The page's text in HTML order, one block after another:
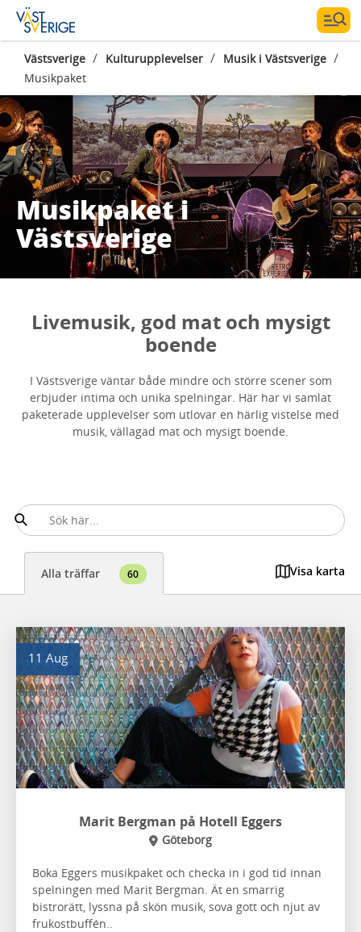
Västsverige / Kulturupplevelser / Musik i Västsverige /
Musikpaket
Musikpaket i
Västsverige
Livemusik, god mat och mysigt
boende
I Västsverige väntar både mindre och större scener som
erbjuder intima och unika spelningar. Här har vi samlat
paketerade upplevelser som utlovar en härlig vistelse med
musik, vällagad mat och mysigt boende.
Alla träffar 60 Visa karta
11 Aug
Marit Bergman på Hotell Eggers
Göteborg
Boka Eggers musikpaket och checka in i god tid innan
spelningen med Marit Bergman. Ät en smarrig
bistrorätt, lyssna på skön musik, sova gott och njut av
frukostbuffén..